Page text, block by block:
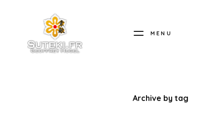
MENU
Archive by tag